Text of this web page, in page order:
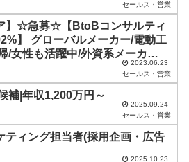
セールス・営業
】☆急募☆【BtoBコンサルティ
】 グローバルメーカー/電動工
/女性も活躍中/外資系メーカ
2023.06.23
セールス・営業
補|年収1,200万円～
2025.09.24
セールス・営業
ティング担当者(採用企画・広告
2025.10.23